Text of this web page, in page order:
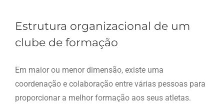
Estrutura organizacional de um
clube de formação
Em maior ou menor dimensão, existe uma
coordenação e colaboração entre várias pessoas para
proporcionar a melhor formação aos seus atletas.